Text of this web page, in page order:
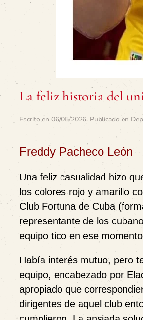
La feliz historia del
Escrito en 06/05/2026. Publicado en
Freddy Pacheco León
Una feliz casualidad hizo
los colores rojo y amarillo
Club Fortuna de Cuba
representante de los
equipo tico en ese
Había interés mutuo, pero
equipo, encabezado por
apropiado que
dirigentes de aquel club